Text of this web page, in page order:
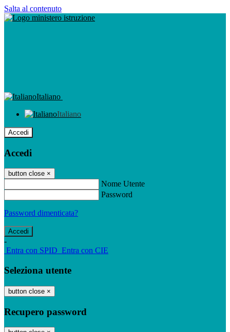
Salta al contenuto
Italiano
Italiano
Accedi
Accedi
button close ×
Nome Utente
Password
Password dimenticata?
-
Entra con SPID Entra con CIE
Seleziona utente
button close ×
Recupero password